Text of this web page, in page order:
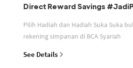
Direct Reward Savings
Pilih Hadiah dan Hadiah Suka Suka
rekening simpanan di BCA Syariah
See Details